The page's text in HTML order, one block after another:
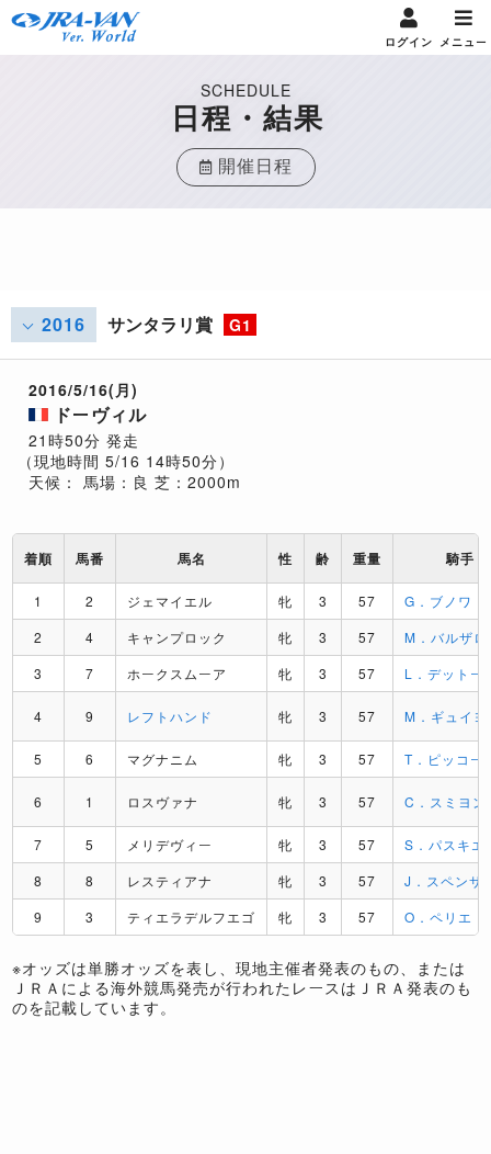
ログイン メニュー
SCHEDULE
日程・結果
開催日程
2016 サンタラリ賞 G1
2016/5/16(月)
ドーヴィル
21時50分 発走
（現地時間 5/16 14時50分）
天候：
馬場：良 芝：2000m
着順 馬番 馬名 性 齢 重量 騎手
1 2 ジェマイエル 牝 3 57
G．ブノワ
2
4 キャンプロック 牝 3 57
M．バルザ
3
7 ホークスムーア 牝 3 57 L．デットー
4 9 レフトハンド 牝 3 57 M．ギュイヨ
5 6 マグナニム 牝 3 57 T．ピッコー
6 1 ロスヴァナ 牝 3 57 C．スミヨン
7 5 メリデヴィー 牝 3 57
S．パスキエ
8
8 レスティアナ 牝 3 57
J．スペンサ
9
3 ティエラデルフエゴ 牝 3 57 O．ペリエ
※オッズは単勝オッズを表し、現地主催者発表のもの、または
ＪＲＡによる海外競馬発売が行われたレースはＪＲＡ発表のも
のを記載しています。